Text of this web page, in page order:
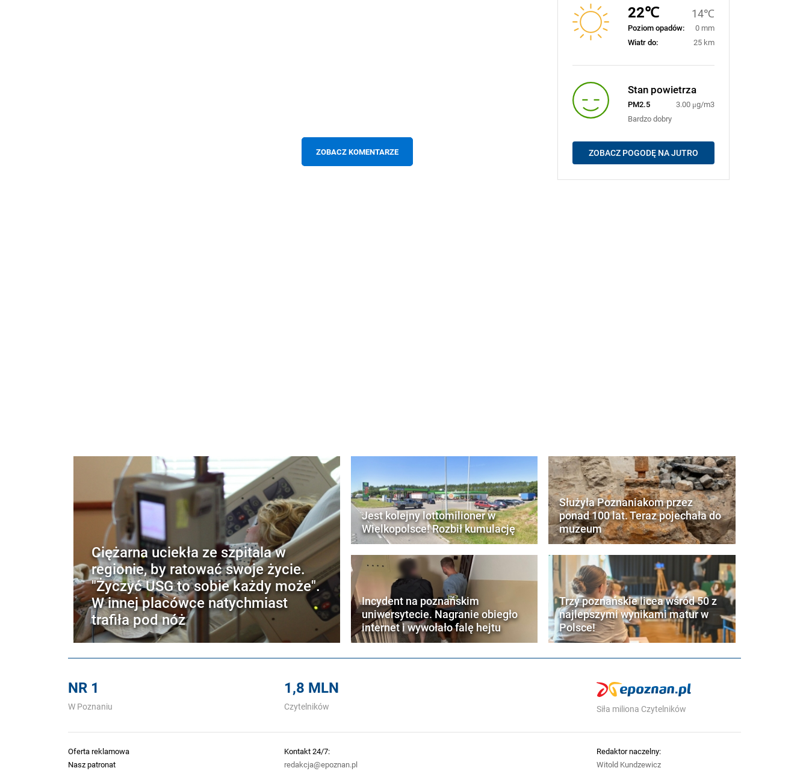
ZOBACZ KOMENTARZE
22℃ 14℃
Poziom opadów:
0 mm
Wiatr do:
25 km
Stan powietrza
PM2.5
3.00 μg/m3
Bardzo dobry
ZOBACZ POGODĘ NA JUTRO
Ciężarna uciekła ze szpitala w
regionie, by ratować swoje życie.
"Życzyć USG to sobie każdy może".
W innej placówce natychmiast
trafiła pod nóż
Jest kolejny lottomilioner w
Wielkopolsce! Rozbił kumulację
Incydent na poznańskim
uniwersytecie. Nagranie obiegło
internet i wywołało falę hejtu
Służyła Poznaniakom przez
ponad 100 lat. Teraz pojechała do
muzeum
Trzy poznańskie licea wśród 50 z
najlepszymi wynikami matur w
Polsce!
NR 1
W Poznaniu
1,8 MLN
Czytelników Siła miliona Czytelników
Oferta reklamowa
Nasz patronat
Kontakt 24/7:
redakcja@epoznan.pl
Redaktor naczelny:
Witold Kundzewicz